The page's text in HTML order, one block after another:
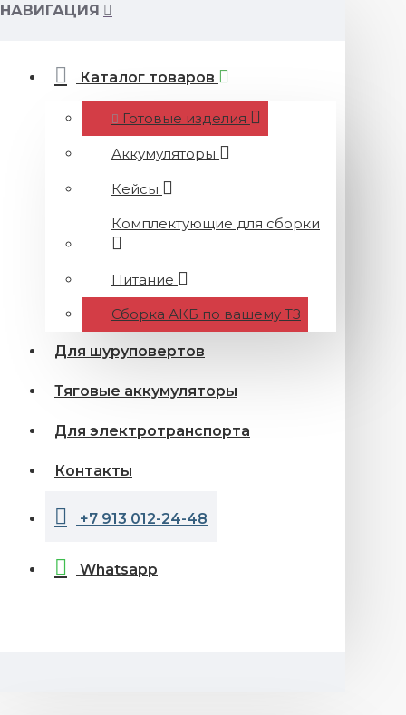
НАВИГАЦИЯ
Каталог товаров
Готовые изделия
Аккумуляторы
Кейсы
Комплектующие для сборки
Питание
Сборка АКБ по вашему ТЗ
Для шуруповертов
Тяговые аккумуляторы
Для электротранспорта
Контакты
+7 913 012-24-48
Whatsapp